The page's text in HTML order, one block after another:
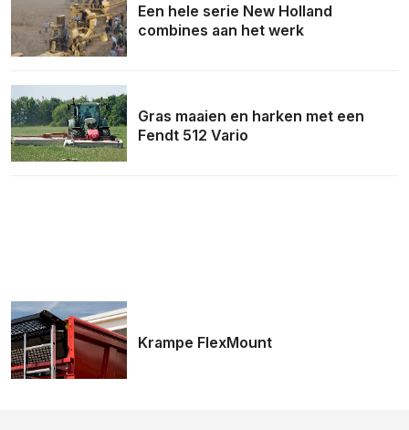
Een hele serie New Holland
combines aan het werk
Gras maaien en harken met een
Fendt 512 Vario
Krampe FlexMount